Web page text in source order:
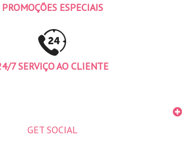
PROMOÇÕES ESPECIAIS
7 SERVIÇO AO CLIENTE
GET SOCIAL